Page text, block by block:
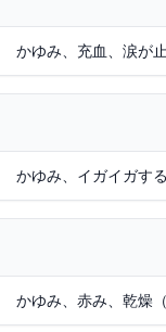
かゆみ、充血、涙が
かゆみ、イガイガす
かゆみ、赤み、乾燥